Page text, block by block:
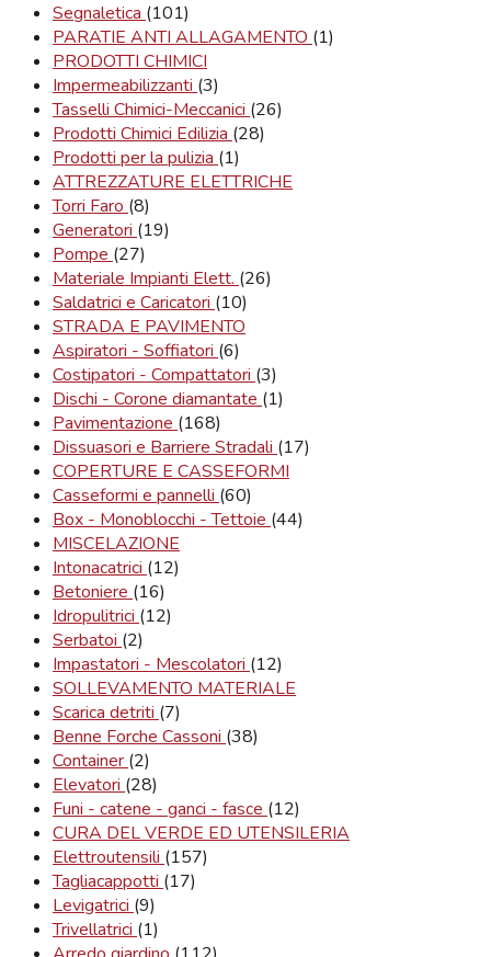
Segnaletica (101)
PARATIE ANTI ALLAGAMENTO (1)
PRODOTTI CHIMICI
Impermeabilizzanti (3)
Tasselli Chimici-Meccanici (26)
Prodotti Chimici Edilizia (28)
Prodotti per la pulizia (1)
ATTREZZATURE ELETTRICHE
Torri Faro (8)
Generatori (19)
Pompe (27)
Materiale Impianti Elett. (26)
Saldatrici e Caricatori (10)
STRADA E PAVIMENTO
Aspiratori - Soffiatori (6)
Costipatori - Compattatori (3)
Dischi - Corone diamantate (1)
Pavimentazione (168)
Dissuasori e Barriere Stradali (17)
COPERTURE E CASSEFORMI
Casseformi e pannelli (60)
Box - Monoblocchi - Tettoie (44)
MISCELAZIONE
Intonacatrici (12)
Betoniere (16)
Idropulitrici (12)
Serbatoi (2)
Impastatori - Mescolatori (12)
SOLLEVAMENTO MATERIALE
Scarica detriti (7)
Benne Forche Cassoni (38)
Container (2)
Elevatori (28)
Funi - catene - ganci - fasce (12)
CURA DEL VERDE ED UTENSILERIA
Elettroutensili (157)
Tagliacappotti (17)
Levigatrici (9)
Trivellatrici (1)